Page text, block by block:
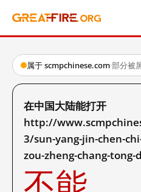
属于 scmpchinese.com·部分被
在中国大陆能打开
http://
3/sun-yang-jin-chen-
zou-zheng-chang-tong-
不能。